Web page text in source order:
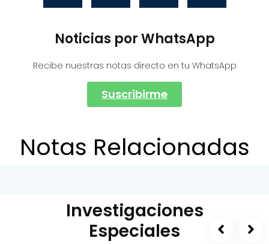
Noticias por WhatsApp
Recibe nuestras notas directo en tu WhatsApp
Suscribirme
Notas Relacionadas
Investigaciones
Especiales